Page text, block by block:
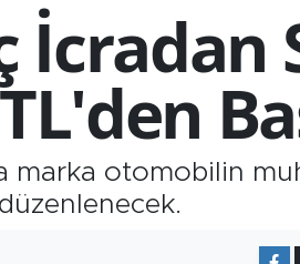
G.ALTIN
6862,09000
%0.19
BİST100
marka otomobilin